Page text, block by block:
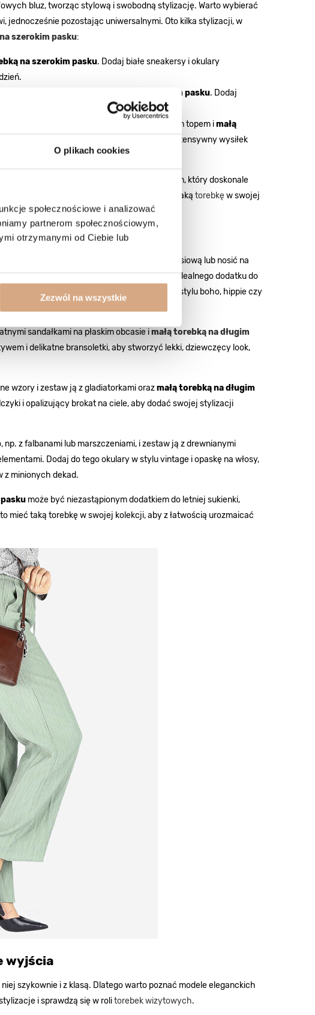
O plikach cookies
społecznościowe i analizować
partnerom społecznościowym,
otrzymanymi od Ciebie lub
Zezwól na wszystkie
bluz, tworząc stylową i swobodną stylizację. Warto wybierać
jednocześnie pozostając uniwersalnymi. Oto kilka stylizacji, w
szerokim pasku:
na szerokim pasku. Dodaj białe sneakersy i okulary
małą torebką na szerokim pasku. Dodaj
efektowny, ale subtelny outfit.
połącz kolorowe legginsy z dopasowanym topem imałą
biegania i bidon na wodę, aby być gotową na intensywny wysiłek
może być wszechstronnym dodatkiem, który doskonale
modny i wygodny look. Dlatego warto mieć taką torebkęw swojej
letniej sukienki!
paskowi można je przewiesić przez klatkę piersiową lub nosić na
podczas letnich eskapad. Jeśli szukasz idealnego dodatku do
lub zamszu, która doskonale uzupełni look w stylu boho, hippie czy
sandałkami na płaskim obcasie imałą torebką na długim
i delikatne bransoletki, aby stworzyć lekki, dziewczęcy look,
wzory i zestaw ją z gladiatorkami orazmałą torebką na długim
i opalizujący brokat na ciele, aby dodać swojej stylizacji
z falbanami lub marszczeniami, i zestaw ją z drewnianymi
Dodaj do tego okulary w stylu vintage i opaskę na włosy,
z minionych dekad.
może być niezastąpionym dodatkiem do letniej sukienki,
taką torebkę w swojej kolekcji, aby z łatwością urozmaicać
wyjścia
szykownie i z klasą. Dlatego warto poznać modele eleganckich
i sprawdzą się w rolitorebek wizytowych.